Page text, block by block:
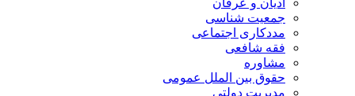
جمعیت شناسی
مددکاری اجتماعی
فقه شافعی
مشاوره
حقوق بین الملل عمومی
مدیریت دولتی